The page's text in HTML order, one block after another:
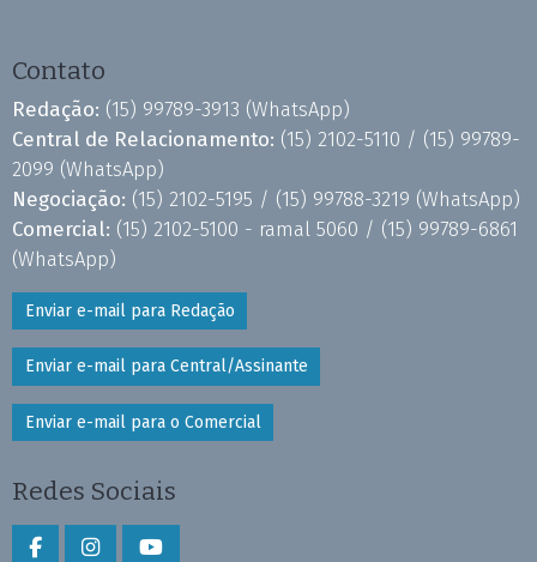
Contato
Redação: (15) 99789-3913 (WhatsApp)
Central de Relacionamento: (15) 2102-5110 / (15) 99789-
2099 (WhatsApp)
Negociação: (15) 2102-5195 / (15) 99788-3219 (WhatsApp)
Comercial: (15) 2102-5100 - ramal 5060 / (15) 99789-6861
(WhatsApp)
Enviar e-mail para Redação
Enviar e-mail para Central/Assinante
Enviar e-mail para o Comercial
Redes Sociais